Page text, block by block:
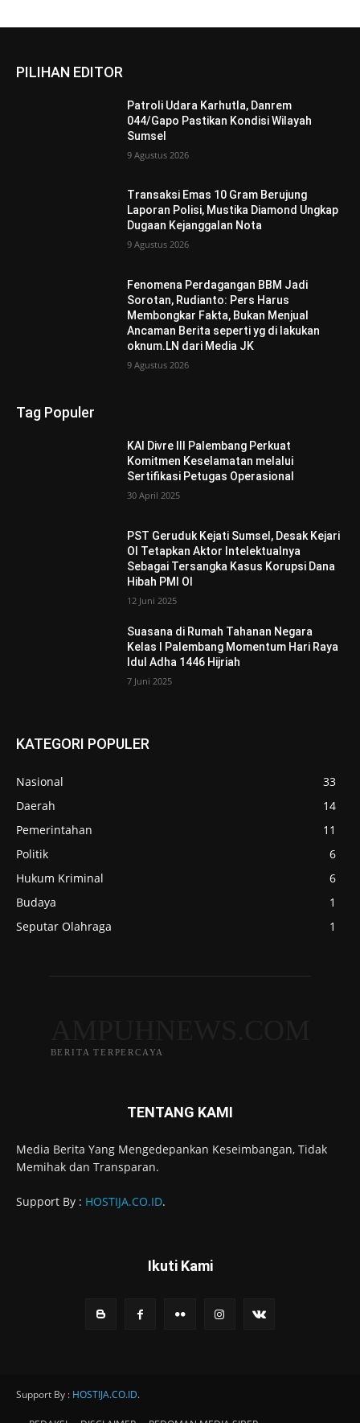
PILIHAN EDITOR
Patroli Udara Karhutla, Danrem
044/Gapo Pastikan Kondisi Wilayah
Sumsel
9 Agustus 2026
Transaksi Emas 10 Gram Berujung
Laporan Polisi, Mustika Diamond Ungkap
Dugaan Kejanggalan Nota
9 Agustus 2026
Fenomena Perdagangan BBM Jadi
Sorotan, Rudianto: Pers Harus
Membongkar Fakta, Bukan Menjual
Ancaman Berita seperti yg di lakukan
oknum.LN dari Media JK
9 Agustus 2026
Tag Populer
KAI Divre III Palembang Perkuat
Komitmen Keselamatan melalui
Sertifikasi Petugas Operasional
30 April 2025
PST Geruduk Kejati Sumsel, Desak Kejari
OI Tetapkan Aktor Intelektualnya
Sebagai Tersangka Kasus Korupsi Dana
Hibah PMI OI
12 Juni 2025
Suasana di Rumah Tahanan Negara
Kelas I Palembang Momentum Hari Raya
Idul Adha 1446 Hijriah
7 Juni 2025
KATEGORI POPULER
Nasional
33
Daerah
14
Pemerintahan
11
Politik
6
Hukum Kriminal
6
Budaya
1
Seputar Olahraga
1
BERITA TERPERCAYA
TENTANG KAMI
Media Berita Yang Mengedepankan Keseimbangan, Tidak
Memihak dan Transparan.
Support By : HOSTIJA.CO.ID.
Ikuti Kami
Support By : HOSTIJA.CO.ID.